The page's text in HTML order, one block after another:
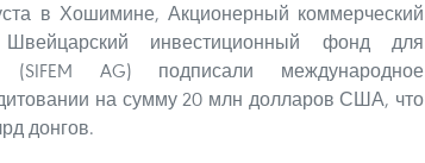
в Хошимине, Акционерный коммерческий
инвестиционный фонд для
(SIFEM AG) подписали международное
на сумму 20 млн долларов США, что
донгов.